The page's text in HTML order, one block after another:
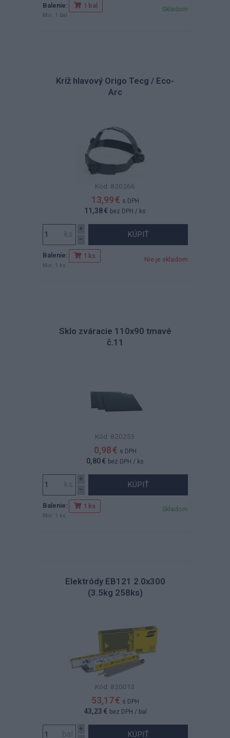
Balenie: 1 bal
Min. 1 bal
Skladom
Kríž hlavový Origo Tecg / Eco-
Arc
Kód: 820266
13,99 € s DPH
11,38 € bez DPH / ks
KÚPIŤ
Balenie: 1 ks
Min. 1 ks
Nie je skladom
Sklo zváracie 110x90 tmavé
č.11
Kód: 820253
0,98 € s DPH
0,80 € bez DPH / ks
KÚPIŤ
Balenie: 1 ks
Min. 1 ks
Skladom
Elektródy EB121 2.0x300
(3.5kg 258ks)
Kód: 820013
53,17 € s DPH
43,23 € bez DPH / bal
KÚPIŤ